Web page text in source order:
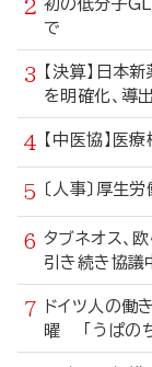
初の低分子
で
【決算】日
を明確化、導
【中医協】
〔人事〕厚生
タブネオス、
引き続き協議
ドイツ人の
曜 「うぱのち